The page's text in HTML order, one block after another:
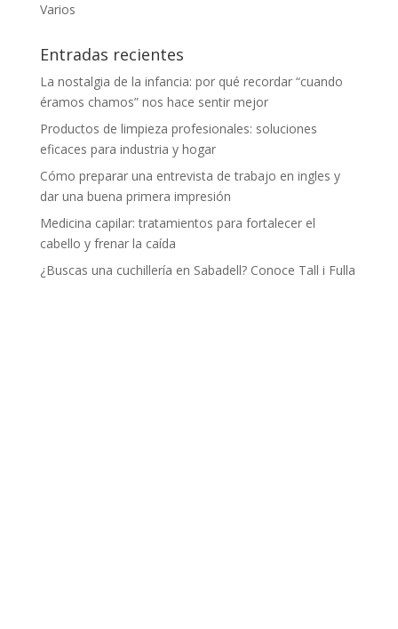
Varios
Entradas recientes
La nostalgia de la infancia: por qué recordar “cuando
éramos chamos” nos hace sentir mejor
Productos de limpieza profesionales: soluciones
eficaces para industria y hogar
Cómo preparar una entrevista de trabajo en ingles y
dar una buena primera impresión
Medicina capilar: tratamientos para fortalecer el
cabello y frenar la caída
¿Buscas una cuchillería en Sabadell? Conoce Tall i Fulla